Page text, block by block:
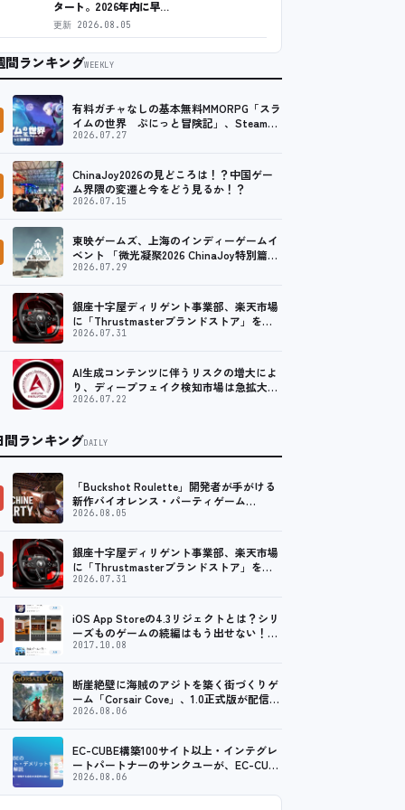
タート。2026年内に早…
更新 2026.08.05
間ランキングWEEKLY
有料ガチャなしの基本無料MMORPG「スラ
イムの世界 ぷにっと冒険記」、Steam向
けの無料体験版が8月末に配信決定
2026.07.27
ChinaJoy2026の見どころは！？中国ゲー
ム界隈の変遷と今をどう見るか！？
2026.07.15
東映ゲームズ、上海のインディーゲームイ
ベント 「微光凝聚2026 ChinaJoy特別篇」
に登壇！
2026.07.29
銀座十字屋ディリゲント事業部、楽天市場
に「Thrustmasterブランドストア」をオ
ープン。記念キャンペーンでポイントアッ
2026.07.31
AI生成コンテンツに伴うリスクの増大によ
り、ディープフェイク検知市場は急拡大
し、2035年には90億米ドルに達する見通し
2026.07.22
間ランキングDAILY
「Buckshot Roulette」開発者が手がける
新作バイオレンス・パーティゲーム
「Machine Party」がSteam向…
2026.08.05
銀座十字屋ディリゲント事業部、楽天市場
に「Thrustmasterブランドストア」をオ
ープン。記念キャンペーンでポイントアッ
2026.07.31
iOS App Storeの4.3リジェクトとは？シリ
ーズものゲームの続編はもう出せない！？
脱出ゲームで相次ぐリジェクト
2017.10.08
断崖絶壁に海賊のアジトを築く街づくりゲ
ーム「Corsair Cove」、1.0正式版が配信開
始！
2026.08.06
EC-CUBE構築100サイト以上・インテグレ
ートパートナーのサンクユーが、EC-CUBE
導入判断のポイントを公開 ～「EC-CU…
2026.08.06